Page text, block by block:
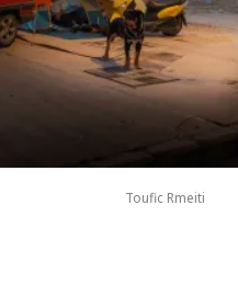
Toufic Rmeiti